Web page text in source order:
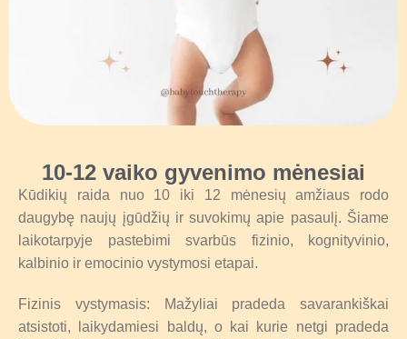
10-12 vaiko gyvenimo mėnesiai
Kūdikių raida nuo 10 iki 12 mėnesių amžiaus rodo
daugybę naujų įgūdžių ir suvokimų apie pasaulį. Šiame
laikotarpyje pastebimi svarbūs fizinio, kognityvinio,
kalbinio ir emocinio vystymosi etapai.
Fizinis vystymasis: Mažyliai pradeda savarankiškai
atsistoti, laikydamiesi baldų, o kai kurie netgi pradeda